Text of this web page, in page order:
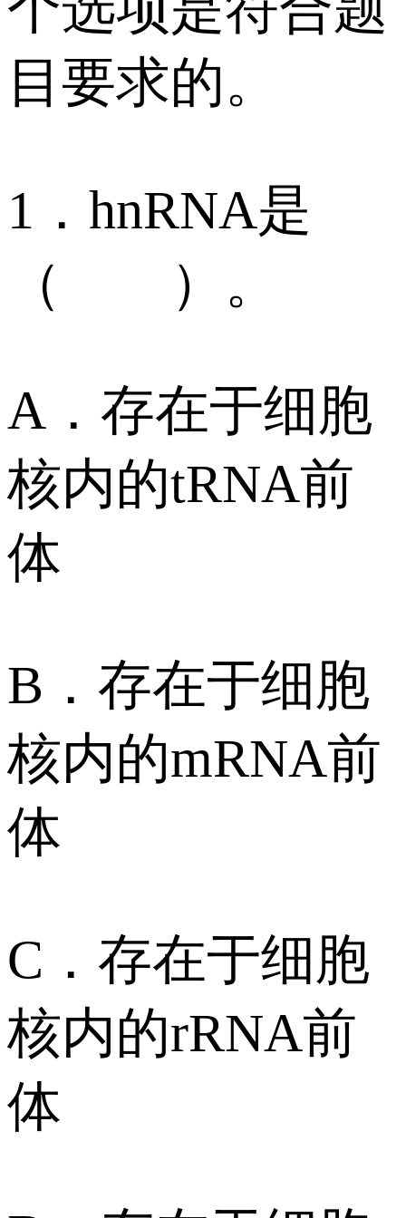
目要求的。
1．hnRNA是
（ ）。
A．存在于细胞
核内的tRNA前
体
B．存在于细胞
核内的mRNA前
体
C．存在于细胞
核内的rRNA前
体